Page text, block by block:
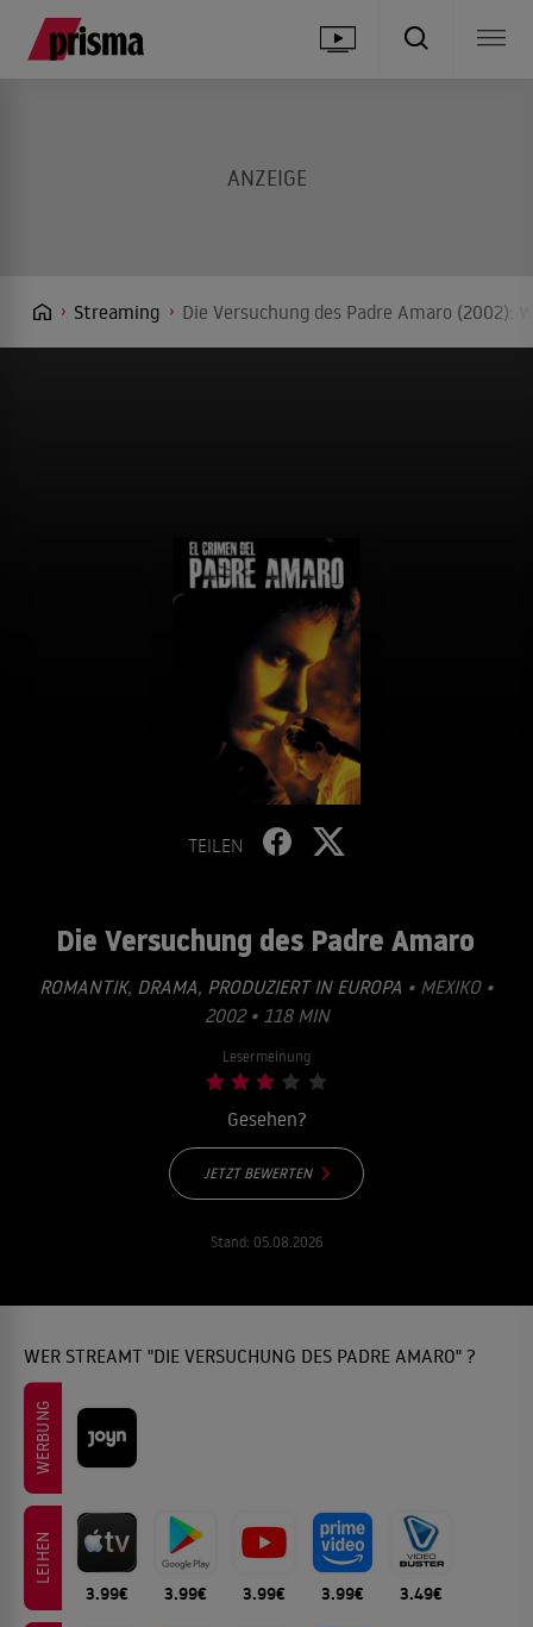
Streaming Die Versuchung des Padre Amaro (2002):
TEILEN
Die Versuchung des Padre Amaro
ROMANTIK, DRAMA, PRODUZIERT IN EUROPA • MEXIKO •
2002 • 118 MIN
Lesermeinung
Gesehen?
JETZT BEWERTEN
Stand: 05.08.2026
WER STREAMT "DIE VERSUCHUNG DES PADRE AMARO" ?
WERBUNG
LEIHEN
3.99€ 3.99€ 3.99€ 3.99€ 3.49€